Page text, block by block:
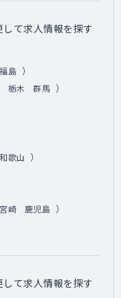
て求人情報を探す
福島 ）
栃木 群馬 ）
和歌山 ）
宮崎 鹿児島 ）
て求人情報を探す